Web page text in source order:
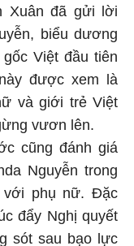
Xuân đã gửi lời
biểu dương
Việt đầu tiên
được xem là
và giới trẻ Việt
vươn lên.
cũng đánh giá
Nguyễn trong
với phụ nữ. Đặc
đẩy Nghị quyết
sót sau bạo lực